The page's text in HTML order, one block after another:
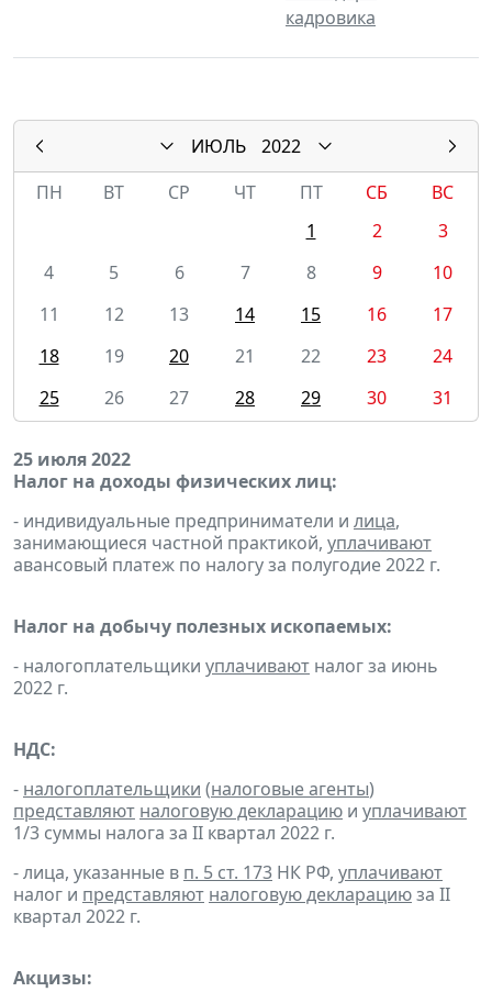
кадровика
ИЮЛЬ
2022
ПН
ВТ СР ЧТ ПТ СБ
ВС
1
2
3
4
5 6 7 8 9
10
11
12 13 14 15 16
17
18
19 20 21 22 23
24
25
26 27 28 29 30 31
25 июля 2022
Налог на доходы физических лиц:
- индивидуальные предприниматели и лица,
занимающиеся частной практикой, уплачивают
авансовый платеж по налогу за полугодие 2022 г.
Налог на добычу полезных ископаемых:
- налогоплательщики уплачивают налог за июнь
2022 г.
НДС:
- налогоплательщики (налоговые агенты)
представляют налоговую декларацию и уплачивают
1/3 суммы налога за II квартал 2022 г.
- лица, указанные в п. 5 ст. 173 НК РФ, уплачивают
налог и представляют налоговую декларациюза II
квартал 2022 г.
Акцизы: